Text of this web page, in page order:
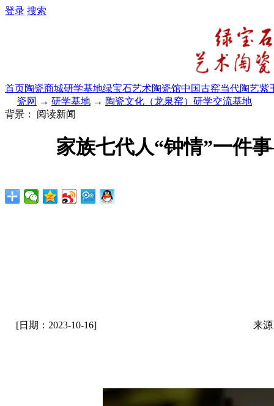
登录 搜索
首页陶瓷商城研学基地绿宝石艺术陶瓷馆中国古窑当代陶艺紫
瓷网 → 研学基地 → 陶瓷文化（龙泉窑）研学交流基地
背景：
阅读新闻
家族七代人“钟情”一件
[日期：2023-10-16] 来